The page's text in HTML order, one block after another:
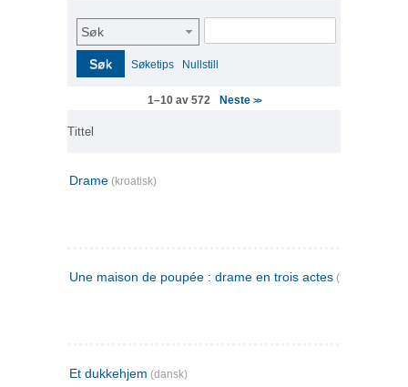
Søk
Søk Søketips Nullstill
1–10 av 572 Neste >>
Tittel
Drame (kroatisk)
Une maison de poupée : drame en trois actes (fransk)
Et dukkehjem (dansk)